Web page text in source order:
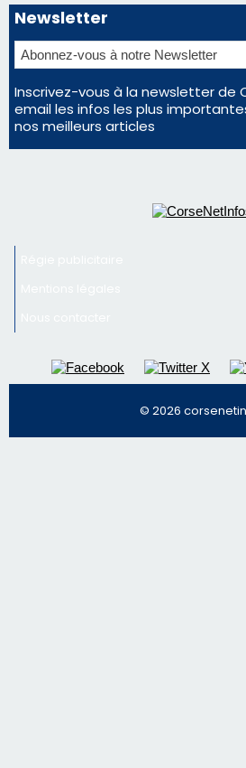
Régie publicitaire
Mentions légales
Nous contacter